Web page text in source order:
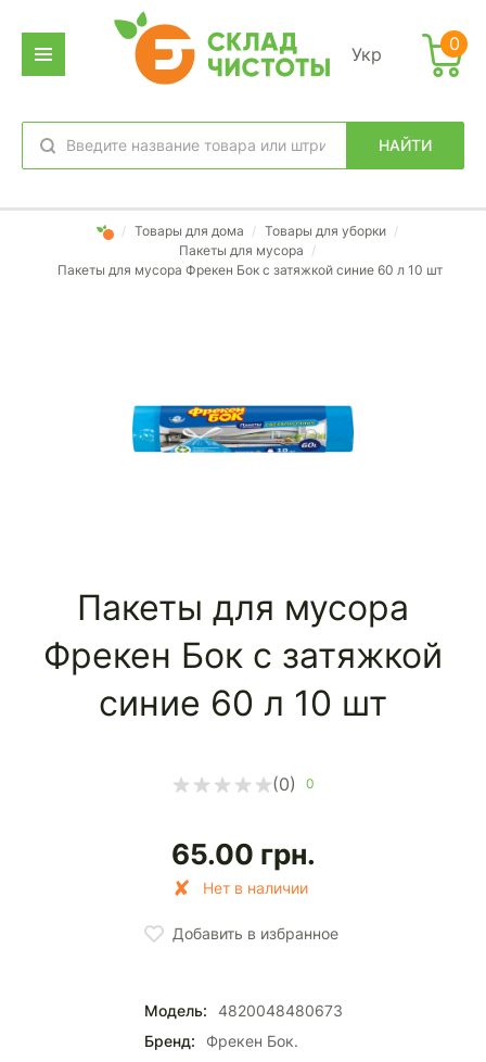
Укр
НАЙТИ
избранное вход
0
/ Товары для дома / Товары для уборки /
Пакеты для мусора /
Пакеты для мусора Фрекен Бок с затяжкой синие 60 л 10 шт
Пакеты для мусора
Фрекен Бок с затяжкой
синие 60 л 10 шт
(0) 0
65.00 грн.
Нет в наличии
Добавить в избранное
Модель:
4820048480673
Бренд:
Фрекен Бок.